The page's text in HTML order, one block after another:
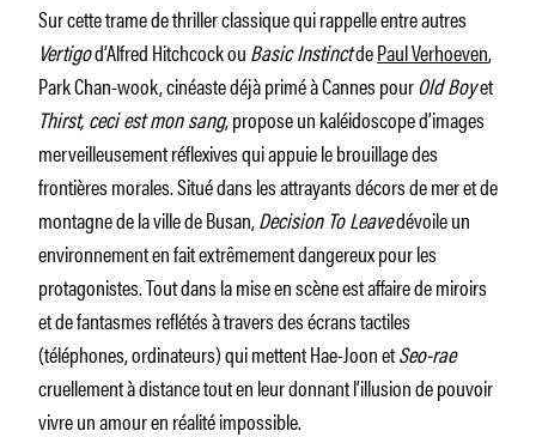
Sur cette trame de thriller classique qui rappelle entre autres
Vertigod’Alfred Hitchcock ouBasic InstinctdePaul Verhoeven,
Park Chan-wook, cinéaste déjà primé à Cannes pourOld Boyet
Thirst, ceci est mon sang, propose un kaléidoscope d’images
merveilleusement réflexives qui appuie le brouillage des
frontières morales. Situé dans les attrayants décors de mer et de
montagne de la ville de Busan,Decision To Leavedévoile un
environnement en fait extrêmement dangereux pour les
protagonistes. Tout dans la mise en scène est affaire de miroirs
et de fantasmes reflétés à travers des écrans tactiles
(téléphones, ordinateurs) qui mettent Hae-Joon etSeo-rae
cruellement à distance tout en leur donnant l’illusion de pouvoir
vivre un amour en réalité impossible.